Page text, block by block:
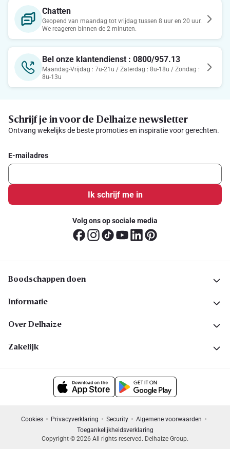
Chatten
Geopend van maandag tot vrijdag tussen 8 uur en 20 uur.
We reageren binnen de 2 minuten.
Bel onze klantendienst : 0800/957.13
Maandag-Vrijdag : 7u-21u / Zaterdag : 8u-18u / Zondag :
8u-13u
Schrijf je in voor de Delhaize newsletter
Ontvang wekelijks de beste promoties en inspiratie voor gerechten.
E-mailadres
Ik schrijf me in
Volg ons op sociale media
Boodschappen doen
Informatie
Over Delhaize
Zakelijk
Cookies Privacyverklaring Security
Algemene voorwaarden
Toegankelijkheidsverklaring
Copyright © 2026 All rights reserved. Delhaize Group.